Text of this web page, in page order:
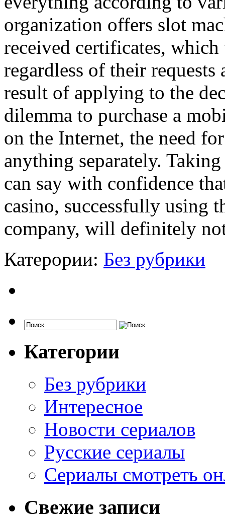
organization offers slot
received certificates,
regardless of their
result of applying to the
dilemma to purchase a
on the Internet, the need
anything separately.
can say with confidence
casino, successfully using
company, will definitely
Катерории: Без рубрики
Категории
Без рубрики
Интересное
Новости сериалов
Русские сериалы
Сериалы смотреть
Свежие записи